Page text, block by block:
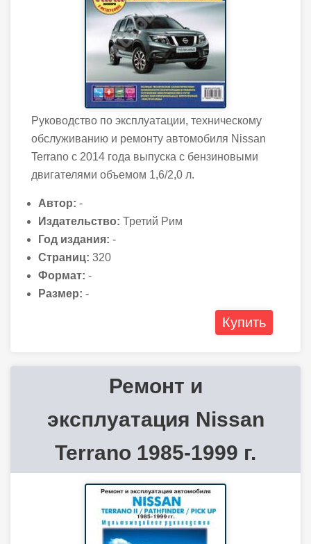
Руководство по эксплуатации, техническому
обслуживанию и ремонту автомобиля Nissan
Terrano с 2014 года выпуска с бензиновыми
двигателями объемом 1,6/2,0 л.
Автор: -
Издательство: Третий Рим
Год издания: -
Страниц: 320
Формат: -
Размер: -
Купить
Ремонт и
эксплуатация Nissan
Terrano 1985-1999 г.